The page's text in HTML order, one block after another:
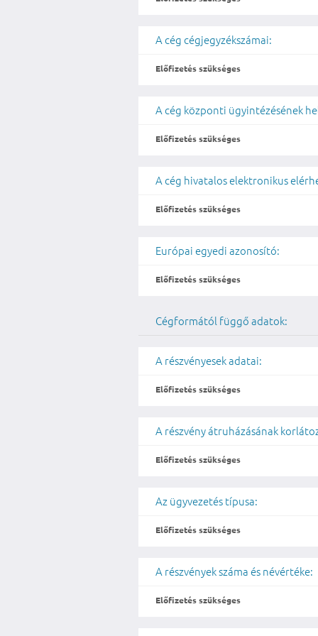
A cég cégjegyzékszámai:
Előfizetés szükséges
A cég központi ügyintézésének
Előfizetés szükséges
A cég hivatalos elektronikus
Előfizetés szükséges
Európai egyedi azonosító:
Előfizetés szükséges
Cégformától függő adatok:
A részvényesek adatai:
Előfizetés szükséges
A részvény átruházásának
Előfizetés szükséges
Az ügyvezetés típusa:
Előfizetés szükséges
A részvények száma és névértéke:
Előfizetés szükséges